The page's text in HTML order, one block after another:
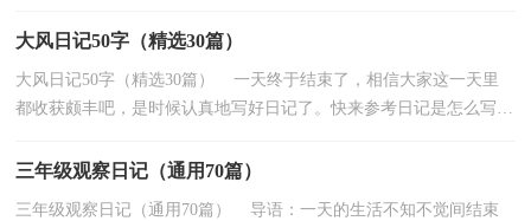
大风日记50字（精选30篇）
大风日记50字（精选30篇） 一天终于结束了，相信大家这一天里
都收获颇丰吧，是时候认真地写好日记了。快来参考日记是怎么写的
三年级观察日记（通用70篇）
三年级观察日记（通用70篇） 导语：一天的生活不知不觉间结束